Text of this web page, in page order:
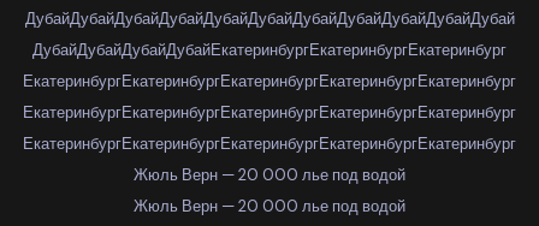
ДубайДубайДубайДубайДубайДубайДубайДубайДубайДубайДубай
ДубайДубайДубайДубайЕкатеринбургЕкатеринбургЕкатеринбург
ЕкатеринбургЕкатеринбургЕкатеринбургЕкатеринбургЕкатеринбург
ЕкатеринбургЕкатеринбургЕкатеринбургЕкатеринбургЕкатеринбург
ЕкатеринбургЕкатеринбургЕкатеринбургЕкатеринбургЕкатеринбург
Жюль Верн — 20 000 лье под водой
Жюль Верн — 20 000 лье под водой